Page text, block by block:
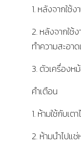
1. หลังจากใช้
2. หลังจากใช้
ทำความสะอา
3. ตัวเครื่องห
คำเตือน
1. ห้ามใช้กับเต
2. ห้ามนำไปแ